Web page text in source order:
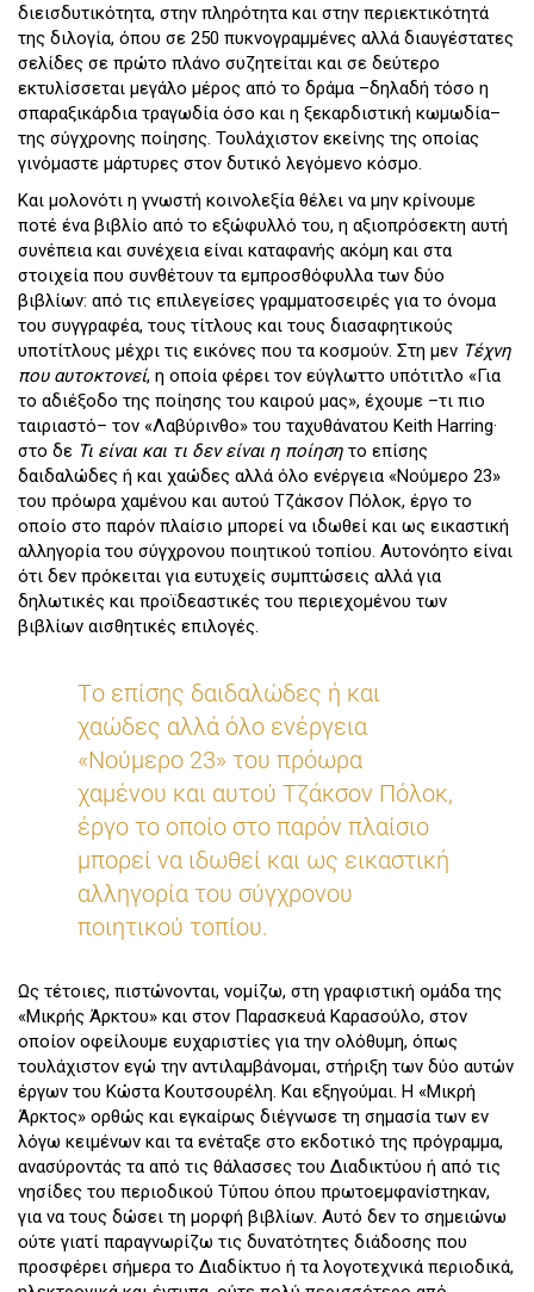
διεισδυτικότητα, στην πληρότητα και στην περιεκτικότητά
της διλογία, όπου σε 250 πυκνογραμμένες αλλά διαυγέστατες
σελίδες σε πρώτο πλάνο συζητείται και σε δεύτερο
εκτυλίσσεται μεγάλο μέρος από το δράμα –δηλαδή τόσο η
σπαραξικάρδια τραγωδία όσο και η ξεκαρδιστική κωμωδία–
της σύγχρονης ποίησης. Τουλάχιστον εκείνης της οποίας
γινόμαστε μάρτυρες στον δυτικό λεγόμενο κόσμο.
Και μολονότι η γνωστή κοινολεξία θέλει να μην κρίνουμε
ποτέ ένα βιβλίο από το εξώφυλλό του, η αξιοπρόσεκτη αυτή
συνέπεια και συνέχεια είναι καταφανής ακόμη και στα
στοιχεία που συνθέτουν τα εμπροσθόφυλλα των δύο
βιβλίων: από τις επιλεγείσες γραμματοσειρές για το όνομα
του συγγραφέα, τους τίτλους και τους διασαφητικούς
υποτίτλους μέχρι τις εικόνες που τα κοσμούν. Στη μεν Τέχνη
που αυτοκτονεί, η οποία φέρει τον εύγλωττο υπότιτλο «Για
το αδιέξοδο της ποίησης του καιρού μας», έχουμε –τι πιο
ταιριαστό– τον «Λαβύρινθο» του ταχυθάνατου Keith Harring·
στο δε Τι είναι και τι δεν είναι η ποίηση το επίσης
δαιδαλώδες ή και χαώδες αλλά όλο ενέργεια «Νούμερο 23»
του πρόωρα χαμένου και αυτού Tζάκσον Πόλοκ, έργο το
οποίο στο παρόν πλαίσιο μπορεί να ιδωθεί και ως εικαστική
αλληγορία του σύγχρονου ποιητικού τοπίου. Αυτονόητο είναι
ότι δεν πρόκειται για ευτυχείς συμπτώσεις αλλά για
δηλωτικές και προϊδεαστικές του περιεχομένου των
βιβλίων αισθητικές επιλογές.
Tο επίσης δαιδαλώδες ή και
χαώδες αλλά όλο ενέργεια
«Νούμερο 23» του πρόωρα
χαμένου και αυτού Tζάκσον Πόλοκ,
έργο το οποίο στο παρόν πλαίσιο
μπορεί να ιδωθεί και ως εικαστική
αλληγορία του σύγχρονου
ποιητικού τοπίου.
Ως τέτοιες, πιστώνονται, νομίζω, στη γραφιστική ομάδα της
«Μικρής Άρκτου» και στον Παρασκευά Καρασούλο, στον
οποίον οφείλουμε ευχαριστίες για την ολόθυμη, όπως
τουλάχιστον εγώ την αντιλαμβάνομαι, στήριξη των δύο αυτών
έργων του Κώστα Κουτσουρέλη. Και εξηγούμαι. Η «Μικρή
Άρκτος» ορθώς και εγκαίρως διέγνωσε τη σημασία των εν
λόγω κειμένων και τα ενέταξε στο εκδοτικό της πρόγραμμα,
ανασύροντάς τα από τις θάλασσες του Διαδικτύου ή από τις
νησίδες του περιοδικού Τύπου όπου πρωτοεμφανίστηκαν,
για να τους δώσει τη μορφή βιβλίων. Αυτό δεν το σημειώνω
ούτε γιατί παραγνωρίζω τις δυνατότητες διάδοσης που
προσφέρει σήμερα το Διαδίκτυο ή τα λογοτεχνικά περιοδικά,